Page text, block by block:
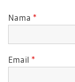
Nama *
Email *